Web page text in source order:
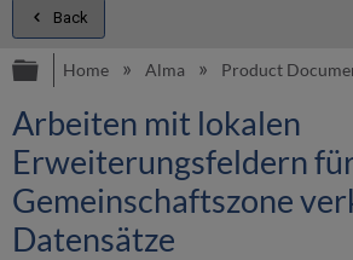
Back
Expand/collapse global
Home Alma Product
Arbeiten mit lokalen
Erweiterungsfeldern
Gemeinschaftszone
Datensätze